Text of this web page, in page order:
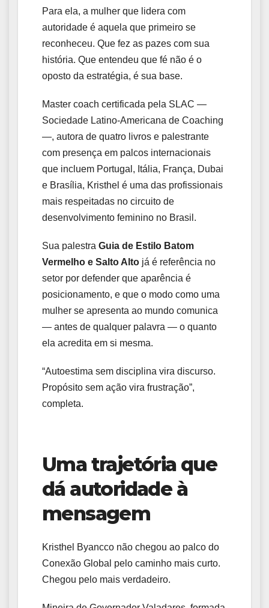
Para ela, a mulher que lidera com
autoridade é aquela que primeiro se
reconheceu. Que fez as pazes com sua
história. Que entendeu que fé não é o
oposto da estratégia, é sua base.
Master coach certificada pela SLAC —
Sociedade Latino-Americana de Coaching
—, autora de quatro livros e palestrante
com presença em palcos internacionais
que incluem Portugal, Itália, França, Dubai
e Brasília, Kristhel é uma das profissionais
mais respeitadas no circuito de
desenvolvimento feminino no Brasil.
Sua palestra Guia de Estilo Batom
Vermelho e Salto Alto já é referência no
setor por defender que aparência é
posicionamento, e que o modo como uma
mulher se apresenta ao mundo comunica
— antes de qualquer palavra — o quanto
ela acredita em si mesma.
“Autoestima sem disciplina vira discurso.
Propósito sem ação vira frustração”,
completa.
Uma trajetória que
dá autoridade à
mensagem
Kristhel Byancco não chegou ao palco do
Conexão Global pelo caminho mais curto.
Chegou pelo mais verdadeiro.